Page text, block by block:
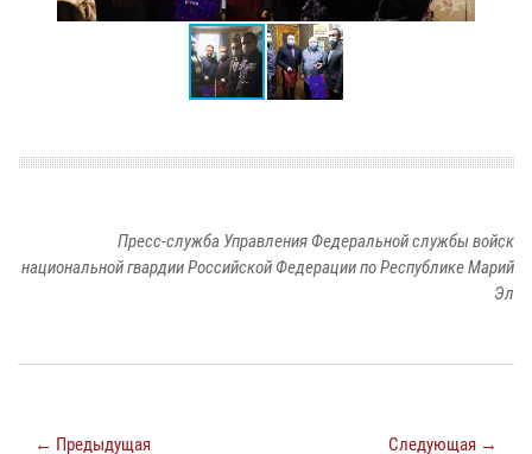
Пресс-служба Управления Федеральной службы войск
национальной гвардии Российской Федерации по Республике Марий
Эл
← Предыдущая Следующая →